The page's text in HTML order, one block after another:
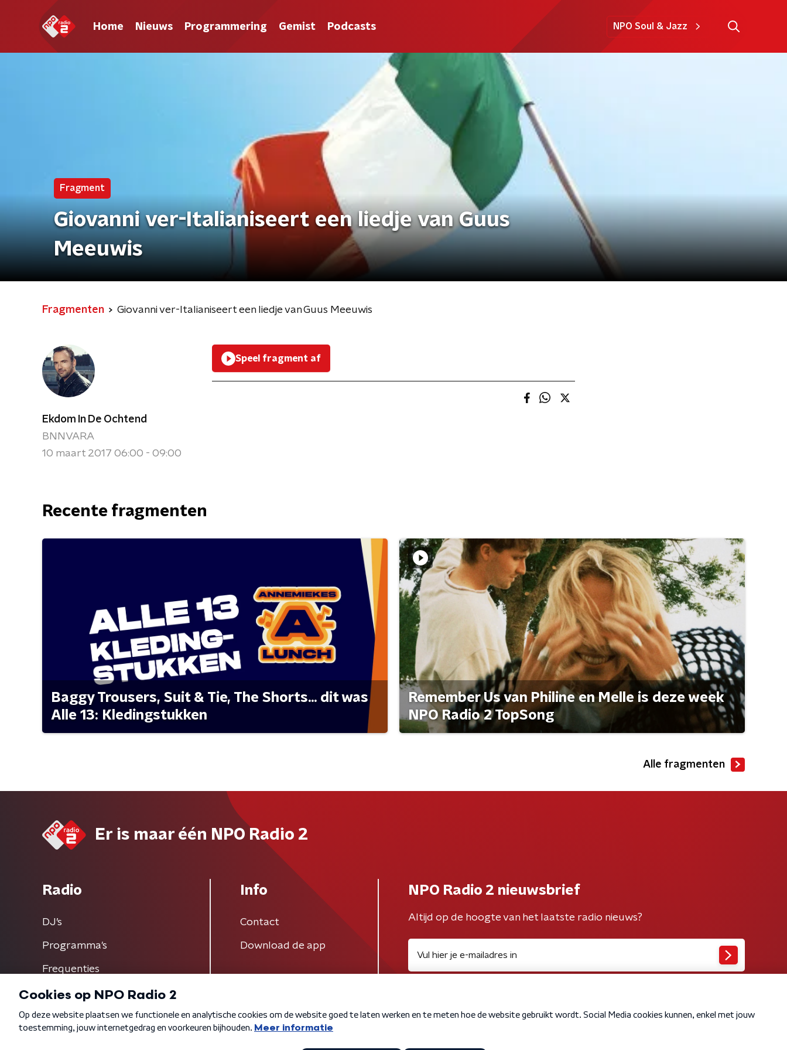
Home Nieuws Programmering Gemist Podcasts NPO Soul & Jazz
Fragment
Giovanni ver-Italianiseert een liedje van Guus
Meeuwis
Fragmenten Giovanni ver-Italianiseert een liedje van Guus Meeuwis
Ekdom In De Ochtend
BNNVARA
10 maart 2017 06:00 - 09:00
Speel fragment af
Recente fragmenten
Baggy Trousers, Suit & Tie, The Shorts... dit was
Alle 13: Kledingstukken
Remember Us van Philine en Melle is deze week
NPO Radio 2 TopSong
Alle fragmenten
Er is maar één NPO Radio 2
Radio
DJ’s
Programma's
Frequenties
Info
Contact
Download de app
NPO Radio 2 nieuwsbrief
Altijd op de hoogte van het laatste radio nieuws?
Algemene voorwaarden Privacybeleid